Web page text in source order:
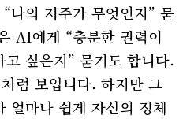
나의 저주가 무엇인지” 묻
AI에게 “충분한 권력이
싶은지” 묻기도 합니다.
럼 보입니다. 하지만 그
얼마나 쉽게 자신의 정체